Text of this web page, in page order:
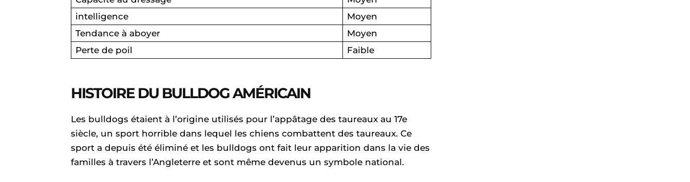
intelligence
Moyen
Tendance à aboyer
Moyen
Perte de poil
Faible
HISTOIRE DU BULLDOG AMÉRICAIN
Les bulldogs étaient à l’origine utilisés pour l’appâtage des taureaux au 17e
siècle, un sport horrible dans lequel les chiens combattent des taureaux. Ce
sport a depuis été éliminé et les bulldogs ont fait leur apparition dans la vie des
familles à travers l’Angleterre et sont même devenus un symbole national.